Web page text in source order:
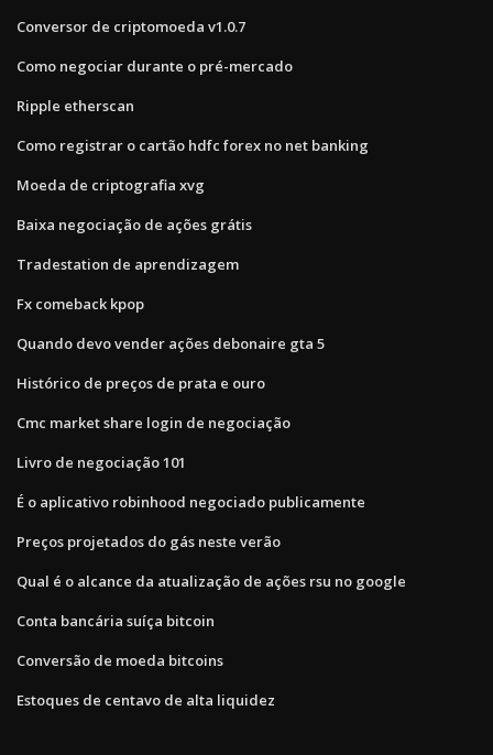
Conversor de criptomoeda v1.0.7
Como negociar durante o pré-mercado
Ripple etherscan
Como registrar o cartão hdfc forex no net banking
Moeda de criptografia xvg
Baixa negociação de ações grátis
Tradestation de aprendizagem
Fx comeback kpop
Quando devo vender ações debonaire gta 5
Histórico de preços de prata e ouro
Cmc market share login de negociação
Livro de negociação 101
É o aplicativo robinhood negociado publicamente
Preços projetados do gás neste verão
Qual é o alcance da atualização de ações rsu no google
Conta bancária suíça bitcoin
Conversão de moeda bitcoins
Estoques de centavo de alta liquidez